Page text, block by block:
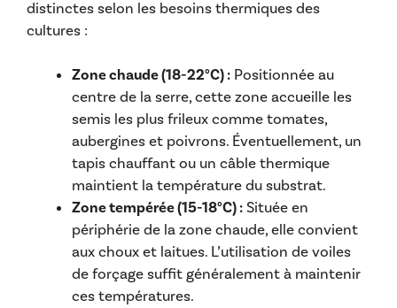
distinctes selon les besoins thermiques des
cultures :
Zone chaude (18-22°C) : Positionnée au
centre de la serre, cette zone accueille les
semis les plus frileux comme tomates,
aubergines et poivrons. Éventuellement, un
tapis chauffant ou un câble thermique
maintient la température du substrat.
Zone tempérée (15-18°C) : Située en
périphérie de la zone chaude, elle convient
aux choux et laitues. L’utilisation de voiles
de forçage suffit généralement à maintenir
ces températures.